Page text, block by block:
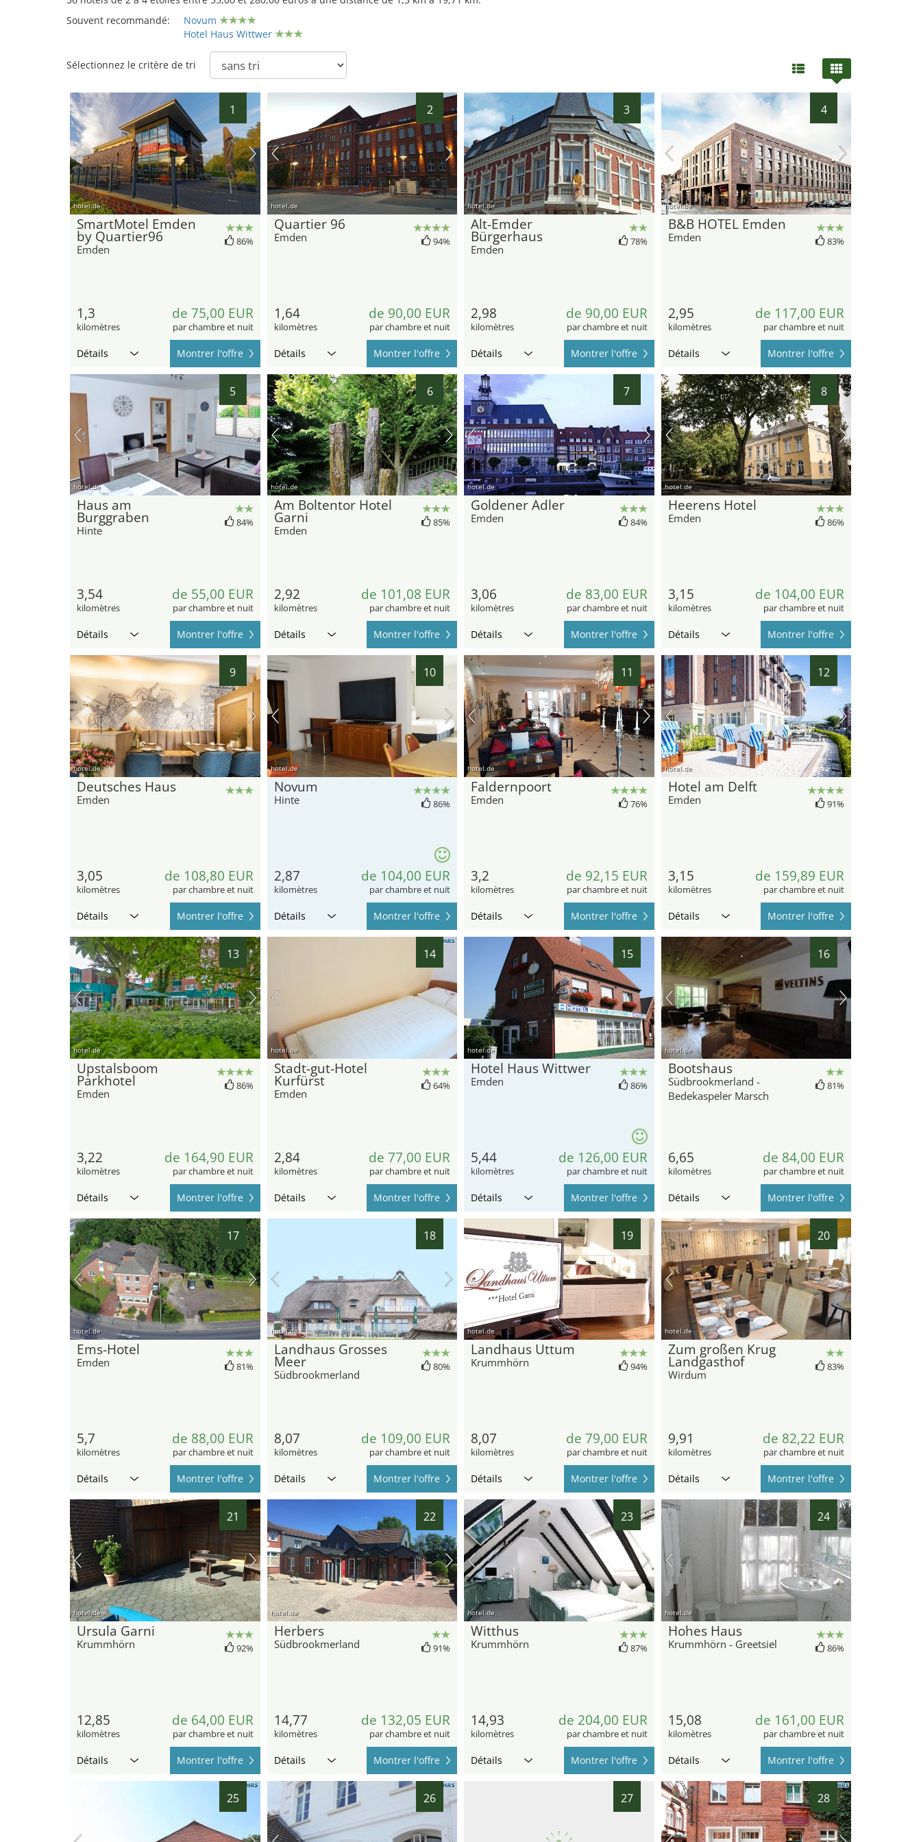
Souvent recommandé:
Novum
Hotel Haus Wittwer
Sélectionnez le critère de tri
1
hotel.de
SmartMotel Emden
by Quartier96
Emden
86%
1,3
kilomètres
de 75,00 EUR
par chambre et nuit
Détails Montrer l'offre
2
hotel.de
Quartier 96
Emden 94%
1,64
kilomètres
de 90,00 EUR
par chambre et nuit
Détails Montrer l'offre
3
hotel.de
Alt-Emder
Bürgerhaus
Emden
78%
2,98
kilomètres
de 90,00 EUR
par chambre et nuit
Détails Montrer l'offre
4
hotel.de
B&B HOTEL Emden
Emden 83%
2,95
kilomètres
de 117,00 EUR
par chambre et nuit
Détails Montrer l'offre
5
hotel.de
Haus am
Burggraben
Hinte
84%
3,54
kilomètres
de 55,00 EUR
par chambre et nuit
Détails Montrer l'offre
6
hotel.de
Am Boltentor Hotel
Garni
Emden
85%
2,92
kilomètres
de 101,08 EUR
par chambre et nuit
Détails Montrer l'offre
7
hotel.de
Goldener Adler
Emden 84%
3,06
kilomètres
de 83,00 EUR
par chambre et nuit
Détails Montrer l'offre
8
hotel.de
Heerens Hotel
Emden 86%
3,15
kilomètres
de 104,00 EUR
par chambre et nuit
Détails Montrer l'offre
9
hotel.de
Deutsches Haus
Emden
3,05
kilomètres
de 108,80 EUR
par chambre et nuit
Détails Montrer l'offre
10
hotel.de
Novum
Hinte 86%
2,87
kilomètres
de 104,00 EUR
par chambre et nuit
Détails Montrer l'offre
11
hotel.de
Faldernpoort
Emden 76%
3,2
kilomètres
de 92,15 EUR
par chambre et nuit
Détails Montrer l'offre
12
hotel.de
Hotel am Delft
Emden 91%
3,15
kilomètres
de 159,89 EUR
par chambre et nuit
Détails Montrer l'offre
13
hotel.de
Upstalsboom
Parkhotel
Emden
86%
3,22
kilomètres
de 164,90 EUR
par chambre et nuit
Détails Montrer l'offre
14
hotel.de
Stadt-gut-Hotel
Kurfürst
Emden
64%
2,84
kilomètres
de 77,00 EUR
par chambre et nuit
Détails Montrer l'offre
15
hotel.de
Hotel Haus Wittwer
Emden 86%
5,44
kilomètres
de 126,00 EUR
par chambre et nuit
Détails Montrer l'offre
16
hotel.de
Bootshaus
Südbrookmerland -
Bedekaspeler Marsch
81%
6,65
kilomètres
de 84,00 EUR
par chambre et nuit
Détails Montrer l'offre
17
hotel.de
Ems-Hotel
Emden 81%
5,7
kilomètres
de 88,00 EUR
par chambre et nuit
Détails Montrer l'offre
18
hotel.de
Landhaus Grosses
Meer
Südbrookmerland
80%
8,07
kilomètres
de 109,00 EUR
par chambre et nuit
Détails Montrer l'offre
19
hotel.de
Landhaus Uttum
Krummhörn 94%
8,07
kilomètres
de 79,00 EUR
par chambre et nuit
Détails Montrer l'offre
20
hotel.de
Zum großen Krug
Landgasthof
Wirdum
83%
9,91
kilomètres
de 82,22 EUR
par chambre et nuit
Détails Montrer l'offre
21
hotel.de
Ursula Garni
Krummhörn 92%
12,85
kilomètres
de 64,00 EUR
par chambre et nuit
Détails Montrer l'offre
22
hotel.de
Herbers
Südbrookmerland 91%
14,77
kilomètres
de 132,05 EUR
par chambre et nuit
Détails Montrer l'offre
23
hotel.de
Witthus
Krummhörn 87%
14,93
kilomètres
de 204,00 EUR
par chambre et nuit
Détails Montrer l'offre
24
hotel.de
Hohes Haus
Krummhörn - Greetsiel 86%
15,08
kilomètres
de 161,00 EUR
par chambre et nuit
Détails Montrer l'offre
25 26 27 28